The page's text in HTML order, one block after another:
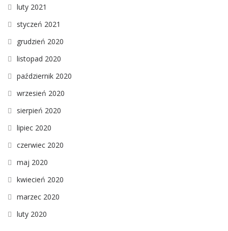
luty 2021
styczeń 2021
grudzień 2020
listopad 2020
październik 2020
wrzesień 2020
sierpień 2020
lipiec 2020
czerwiec 2020
maj 2020
kwiecień 2020
marzec 2020
luty 2020